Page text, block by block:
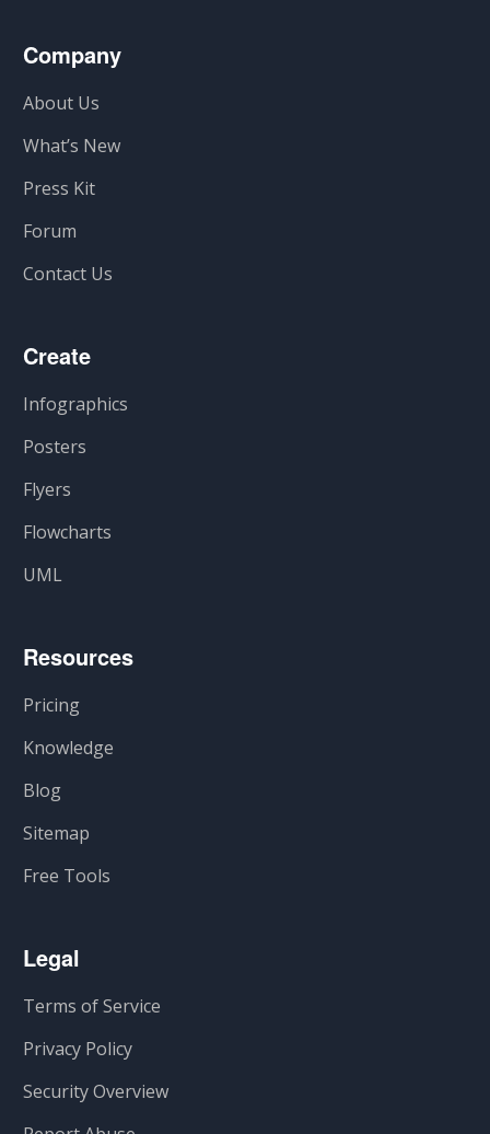
Company
About Us
What’s New
Press Kit
Forum
Contact Us
Create
Infographics
Posters
Flyers
Flowcharts
UML
Resources
Pricing
Knowledge
Blog
Sitemap
Free Tools
Legal
Terms of Service
Privacy Policy
Security Overview